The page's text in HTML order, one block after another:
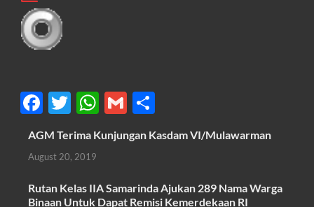
F
ac
e
b
o
T
w
itt
er
W
h
at
A
G
ail
h
ar
AGM Terima Kunjungan Kasdam VI/Mulawarman
August 20, 2019
Rutan Kelas IIA Samarinda Ajukan 289 Nama Warga
Binaan Untuk Dapat Remisi Kemerdekaan RI